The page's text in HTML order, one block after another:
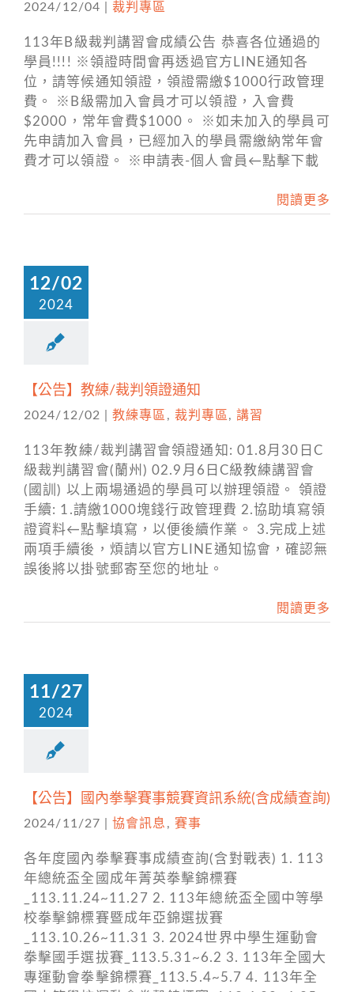
2024/12/04 裁判專區
113年B級裁判講習會成績公告 恭喜各位通過的
學員!!!! ※領證時間會再透過官方LINE通知各
位，請等候通知領證，領證需繳$1000行政管理
費。 ※B級需加入會員才可以領證，入會費
$2000，常年會費$1000。 ※如未加入的學員可
先申請加入會員，已經加入的學員需繳納常年會
費才可以領證。 ※申請表-個人會員←點擊下載
閱讀更多
12/02
2024
【公告】教練/裁判領證通知
2024/12/02 教練專區 , 裁判專區,講習
113年教練/裁判講習會領證通知: 01.8月30日C
級裁判講習會(蘭州) 02.9月6日C級教練講習會
(國訓) 以上兩場通過的學員可以辦理領證。 領證
手續: 1.請繳1000塊錢行政管理費 2.協助填寫領
證資料←點擊填寫，以便後續作業。 3.完成上述
兩項手續後，煩請以官方LINE通知協會，確認無
誤後將以掛號郵寄至您的地址。
閱讀更多
11/27
2024
【公告】國內拳擊賽事競賽資訊系統(含成績查詢)
2024/11/27 協會訊息 , 賽事
各年度國內拳擊賽事成績查詢(含對戰表) 1. 113
年總統盃全國成年菁英拳擊錦標賽
_113.11.24~11.27 2. 113年總統盃全國中等學
校拳擊錦標賽暨成年亞錦選拔賽
_113.10.26~11.31 3. 2024世界中學生運動會
拳擊國手選拔賽_113.5.31~6.2 3. 113年全國大
專運動會拳擊錦標賽_113.5.4~5.7 4. 113年全